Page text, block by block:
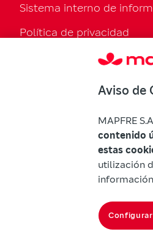
Sistema interno de
Política de privacidad
Política de cookies
Declaración de
Advertencias Mapfre
Aviso de
MAPFRE
contenido
estas
utilización